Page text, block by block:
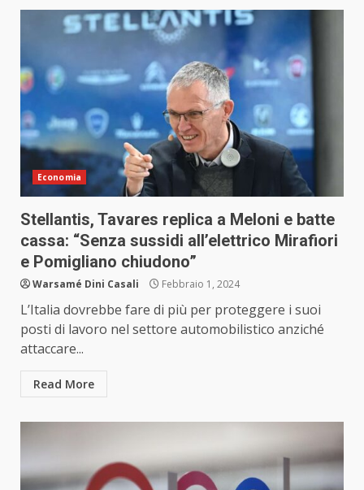
Economia
Stellantis, Tavares replica a Meloni e batte
cassa: “Senza sussidi all’elettrico Mirafiori
e Pomigliano chiudono”
Warsamé Dini Casali Febbraio 1, 2024
L’Italia dovrebbe fare di più per proteggere i suoi
posti di lavoro nel settore automobilistico anziché
attaccare...
Read More